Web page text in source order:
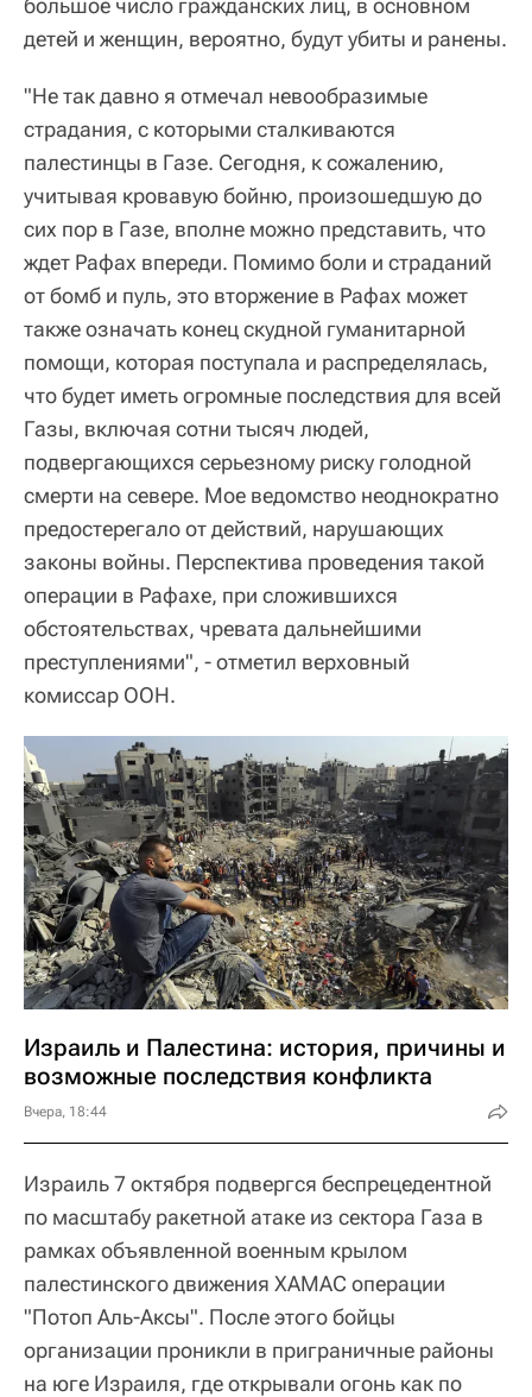
большое число гражданских лиц, в основном
детей и женщин, вероятно, будут убиты и ранены.
"Не так давно я отмечал невообразимые
страдания, с которыми сталкиваются
палестинцы в Газе. Сегодня, к сожалению,
учитывая кровавую бойню, произошедшую до
сих пор в Газе, вполне можно представить, что
ждет Рафах впереди. Помимо боли и страданий
от бомб и пуль, это вторжение в Рафах может
также означать конец скудной гуманитарной
помощи, которая поступала и распределялась,
что будет иметь огромные последствия для всей
Газы, включая сотни тысяч людей,
подвергающихся серьезному риску голодной
смерти на севере. Мое ведомство неоднократно
предостерегало от действий, нарушающих
законы войны. Перспектива проведения такой
операции в Рафахе, при сложившихся
обстоятельствах, чревата дальнейшими
преступлениями", - отметил верховный
комиссар ООН.
Израиль и Палестина: история, причины и
возможные последствия конфликта
Вчера, 18:44
Израиль 7 октября подвергся беспрецедентной
по масштабу ракетной атаке из сектора Газа в
рамках объявленной военным крылом
палестинского движения ХАМАС операции
"Потоп Аль-Аксы". После этого бойцы
организации проникли в приграничные районы
на юге Израиля, где открывали огонь как по